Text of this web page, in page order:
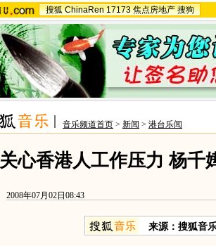
搜狐 ChinaRen 17173 焦点房地产 搜狗
音乐频道首页 > 新闻 > 港台乐闻
关心香港人工作压力 杨千
2008年07月02日08:43
来源：搜狐音